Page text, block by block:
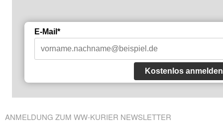
E-Mail*
Kostenlos anmelden
ANMELDUNG ZUM WW-KURIER NEWSLETTER